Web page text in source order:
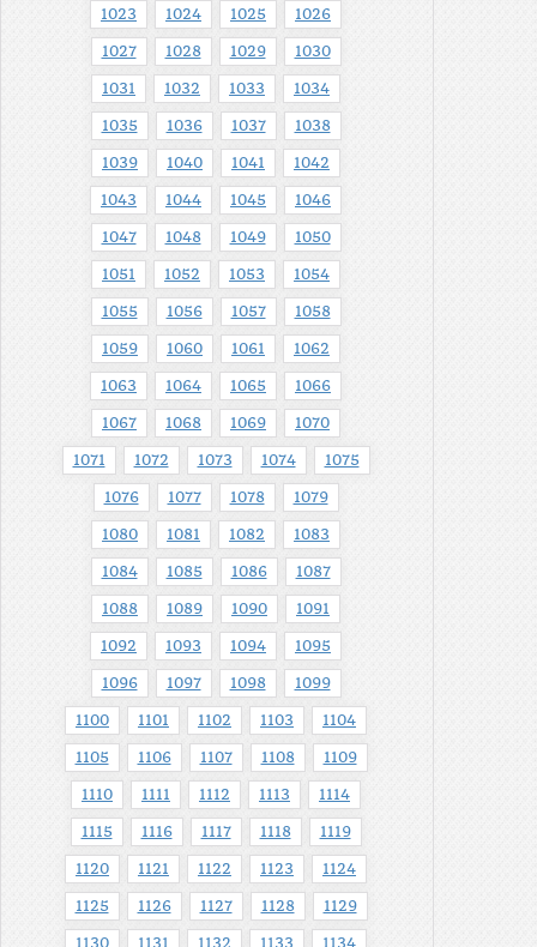
1023 1024 1025 1026
1027 1028 1029 1030
1031 1032 1033 1034
1035 1036 1037 1038
1039 1040 1041 1042
1043 1044 1045 1046
1047 1048 1049 1050
1051 1052 1053 1054
1055 1056 1057 1058
1059 1060 1061 1062
1063 1064 1065 1066
1067 1068 1069 1070
1071 1072 1073 1074 1075
1076 1077 1078 1079
1080 1081 1082 1083
1084 1085 1086 1087
1088 1089 1090 1091
1092 1093 1094 1095
1096 1097 1098 1099
1100 1101 1102 1103 1104
1105 1106 1107 1108 1109
1110 1111 1112 1113 1114
1115 1116 1117 1118 1119
1120 1121 1122 1123 1124
1125 1126 1127 1128 1129
1130 1131 1132 1133 1134